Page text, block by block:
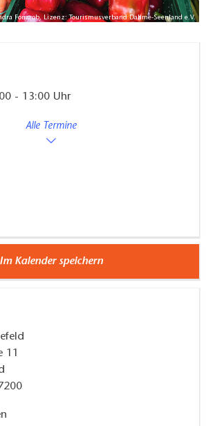
Fonarob, Lizenz: Tourismusverband Dahme-Seenland e.V.
- 13:00 Uhr
Alle Termine
Im Kalender speichern
11